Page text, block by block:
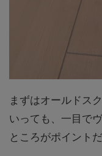
まずはオールドス
いっても、一目で
ところがポイントだ